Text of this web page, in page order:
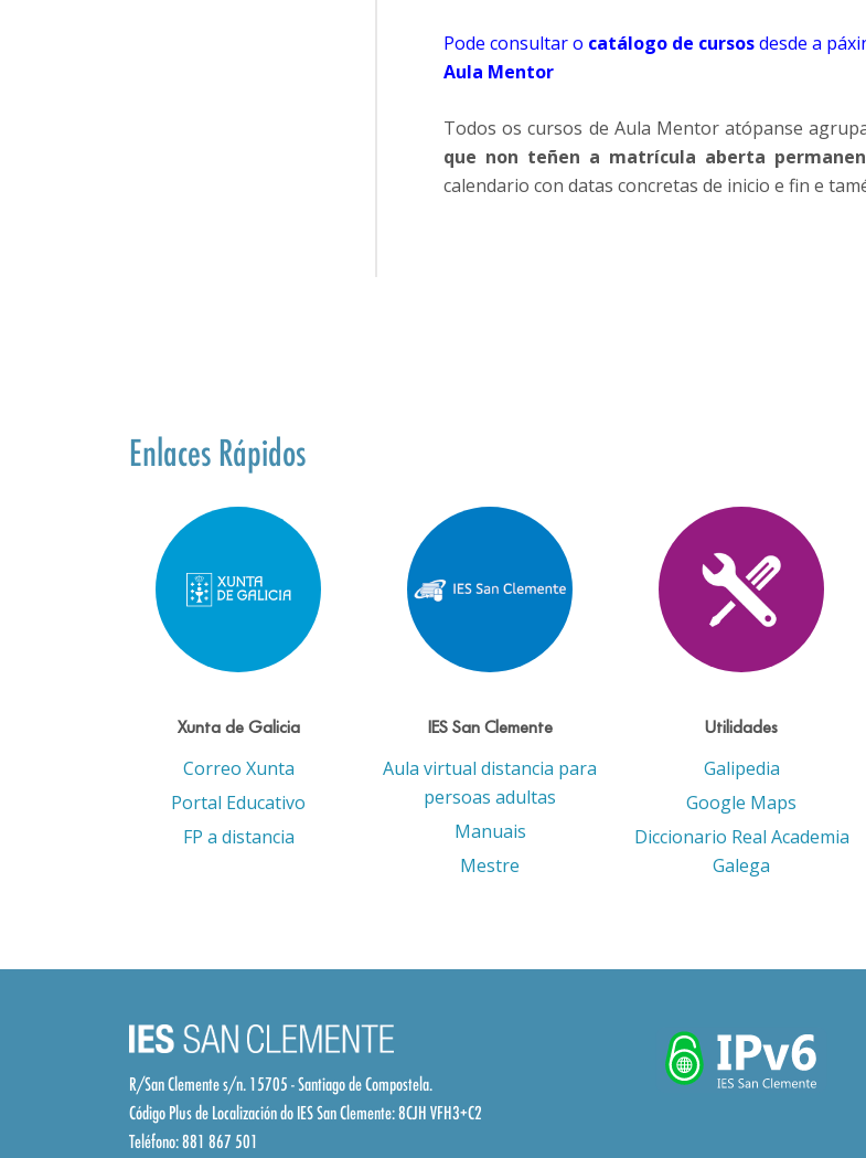
Pode consultar o catálogo de cursosdesde a
Aula Mentor
Todos os cursos de Aula Mentor atópanse
que non teñen a matrícula aberta
calendario con datas concretas de inicio e fin e
Enlaces Rápidos
Xunta de Galicia
Correo Xunta
Portal Educativo
FP a distancia
IES San Clemente
Aula virtual distancia para
persoas adultas
Manuais
Mestre
Utilidades
Galipedia
Google Maps
Diccionario Real Academia
Galega
R/San Clemente s/n. 15705 - Santiago de Compostela.
Código Plus de Localización do IES San Clemente:8CJH VFH3+C2
Teléfono: 881 867 501